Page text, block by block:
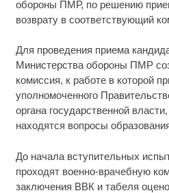
обороны ПМР, по решению
возврату в соответствующий
Для проведения приема
Министерства обороны ПМР
комиссия, к работе в которой
уполномоченного
органа государственной
находятся вопросы
До начала вступительных
проходят военно-врачебную
заключения ВВК и табеля